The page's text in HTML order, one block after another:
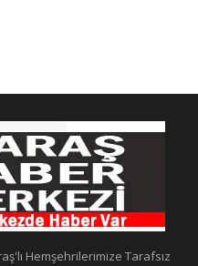
Hemşehrilerimize Tarafsız